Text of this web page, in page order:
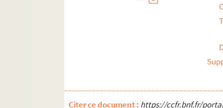
Citer ce document : https://ccfr.bnf.fr/